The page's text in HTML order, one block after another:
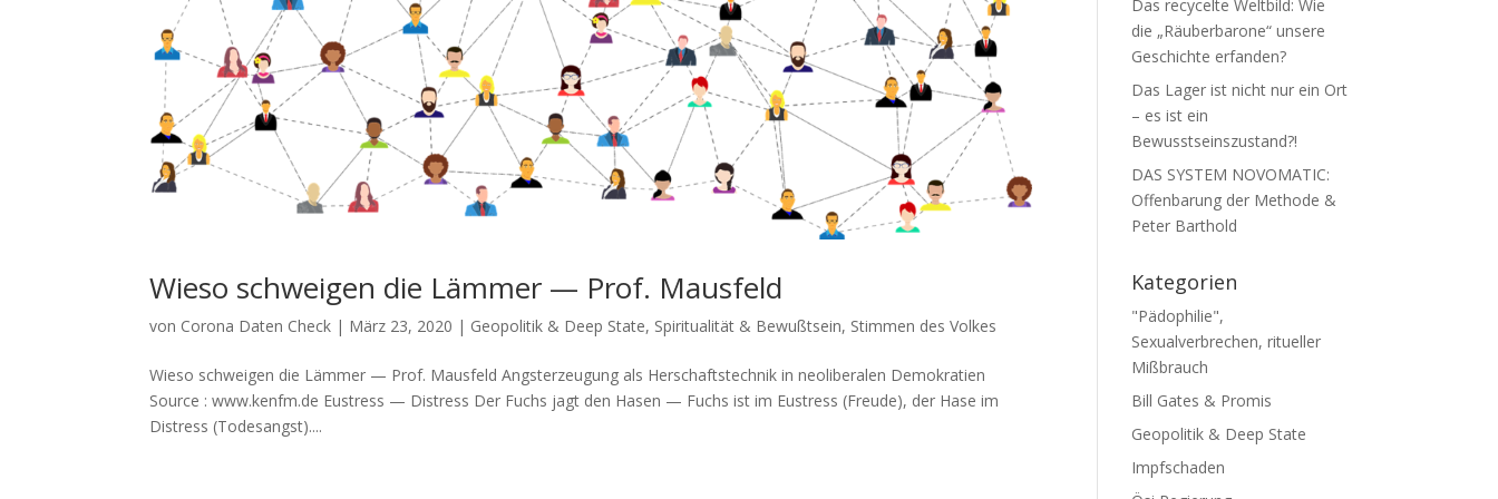
Wieso schweigen die Lämmer — Prof. Mausfeld
von Corona Daten Check | März 23, 2020 | Geopolitik & Deep State, Spiritualität & Bewußtsein, Stimmen des Volkes
Wieso schweigen die Lämmer — Prof. Mausfeld Angst­er­zeu­gung als Her­schafts­tech­nik in neo­li­be­ra­len Demokratien
Source : www.kenfm.de Eustress — Distress Der Fuchs jagt den Hasen — Fuchs ist im Eustress (Freu­de), der Hase im
Dis­tress (Todes­angst)....
Das recycelte Weltbild: Wie
die „Räuberbarone“ unsere
Geschichte erfanden?
Das Lager ist nicht nur ein Ort
– es ist ein
Bewusstseinszustand?!
DAS SYSTEM NOVOMATIC:
Offenbarung der Methode &
Peter Barthold
Kategorien
"Pädophilie",
Sexualverbrechen, ritueller
Mißbrauch
Bill Gates & Promis
Geopolitik & Deep State
Impfschaden